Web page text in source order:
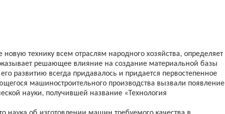
технику всем отраслям народного хозяйства, определяет
решающее влияние на создание материальной базы
развитию всегда придавалось и придается первостепенное
машиностроительного производства вызвали появление
науки, получившей название «Технология